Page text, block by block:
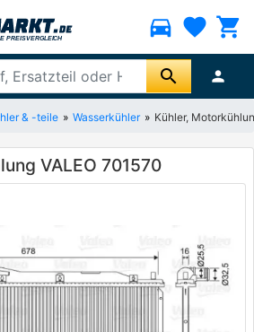
directions_car favorite shopping_cart
search person
& -teile Wasserkühler Kühler,
VALEO 701570